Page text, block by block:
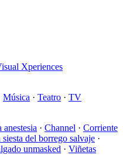
Xperiences
Música · Teatro · TV
· Channel · Corriente
siesta del borrego salvaje ·
unmasked · Viñetas